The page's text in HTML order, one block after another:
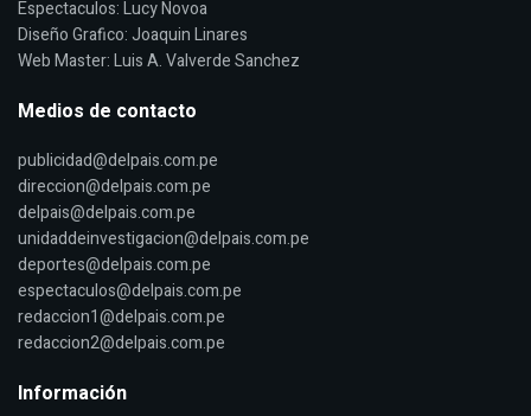
Espectaculos: Lucy Novoa
Diseño Grafico: Joaquin Linares
Web Master: Luis A. Valverde Sanchez
Medios de contacto
publicidad@delpais.com.pe
direccion@delpais.com.pe
delpais@delpais.com.pe
unidaddeinvestigacion@delpais.com.pe
deportes@delpais.com.pe
espectaculos@delpais.com.pe
redaccion1@delpais.com.pe
redaccion2@delpais.com.pe
Información